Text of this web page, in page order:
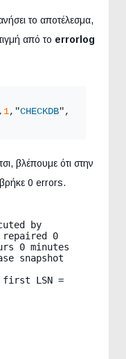
το αποτέλεσμα,
από το errorlog
, 1,"CHECKDB",
βλέπουμε ότι στην
βρήκε 0 errors.
by
repaired 0
0 minutes
snapshot
first LSN =